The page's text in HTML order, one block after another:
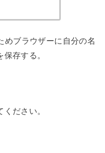
めブラウザーに自分の名
存する。
ださい。